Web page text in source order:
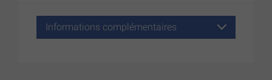
Informations complémentaires